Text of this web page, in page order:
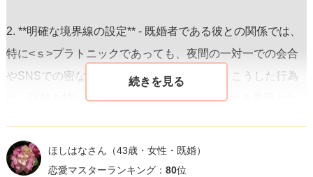
2. **明確な境界線の設定** - 既婚者である彼との関係では、
特に<ｓ>プラトニックであっても、夜間の一対一での会合
やSNSでの密なやり取りは避けるべきです。こうした行為
は、誤解を招いたり、後々複雑な感情に苛まれる原因とな
3. **断り方** - 不適切な提案や誘いがあれば、<ｓ>曖昧な反
ほしはなさん （43歳・女性・既婚）
恋愛マスターランキング： 80位